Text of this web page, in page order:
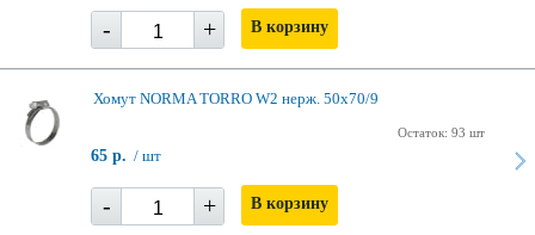
- + В корзину
Хомут NORMA TORRO W2 нерж. 50х70/9
Остаток: 93 шт
65 р. / шт
- + В корзину